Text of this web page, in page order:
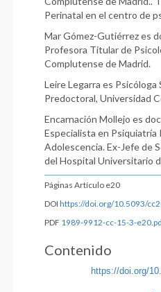
Perinatal en el centro de
Mar Gómez-Gutiérrez es
Profesora Titular de
Complutense de Madrid.
Leire Legarra es
Predoctoral, Universidad
Encarnación Mollejo es
Especialista en Psiquiatría
Adolescencia. Ex-Jefe de
del Hospital Universitario
Páginas Artículo e20
DOIhttps://doi.org/10.5093/
PDF 1989-9912-cc-15-3-
Contenido
https://doi.org/